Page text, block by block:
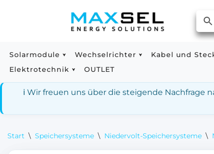
springen
Solarmodule Wechselrichter Kabel und
Elektrotechnik
OUTLET
ℹ️ Wir freuen uns über die steigende
Start \ Speichersysteme \ Niedervolt-Speichersysteme \